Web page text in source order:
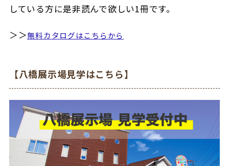
している方に是非読んで欲しい1冊です。
＞＞無料カタログはこちらから
【八橋展示場見学はこちら】